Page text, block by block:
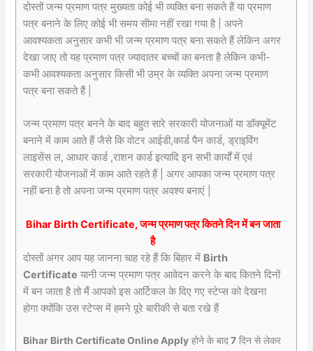
दोस्तों जन्म प्रमाण पत्र मुख्यता कोई भी व्यक्ति बना सकते हैं या प्रमाण
पत्र बनाने के लिए कोई भी समय सीमा नहीं रखा गया है | अपने
आवश्यकता अनुसार कभी भी जन्म प्रमाण पत्र बना सकते हैं लेकिन अगर
देखा जाए तो यह प्रमाण पत्र ज्यादातर बच्चों का बनता है लेकिन कभी-
कभी आवश्यकता अनुसार किसी भी उम्र के व्यक्ति अपना जन्म प्रमाण
पत्र बना सकते हैं |
जन्म प्रमाण पत्र बनने के बाद बहुत सारे सरकारी योजनाओं या डॉक्यूमेंट
बनाने में काम आते हैं जैसे कि वोटर आईडी,कार्ड पैन कार्ड, ड्राइविंग
लाइसेंस ल, आधार कार्ड ,राशन कार्ड इत्यादि इन सभी कार्यों में एवं
सरकारी योजनाओं में काम आते रहते हैं | अगर आपका जन्म प्रमाण पत्र
नहीं बना है तो अपना जन्म प्रमाण पत्र अवश्य बनाएं |
Bihar Birth Certificate, जन्म प्रमाण पत्र कितने दिन में बन जाता
है
दोस्तों अगर आप यह जानना चाह रहे हैं कि बिहार में Birth
Certificate यानी जन्म प्रमाण पत्र आवेदन करने के बाद कितने दिनों
में बन जाता है तो मैं आपको इस आर्टिकल के दिए गए स्टेप्स को देखना
होगा क्योंकि उस स्टेप्स में हमने पूरे बारीकी से बता रखे हैं
Bihar Birth Certificate Online Apply होने के बाद7 दिन से लेकर